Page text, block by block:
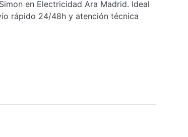
en Electricidad Ara Madrid. Ideal
rápido 24/48h y atención técnica